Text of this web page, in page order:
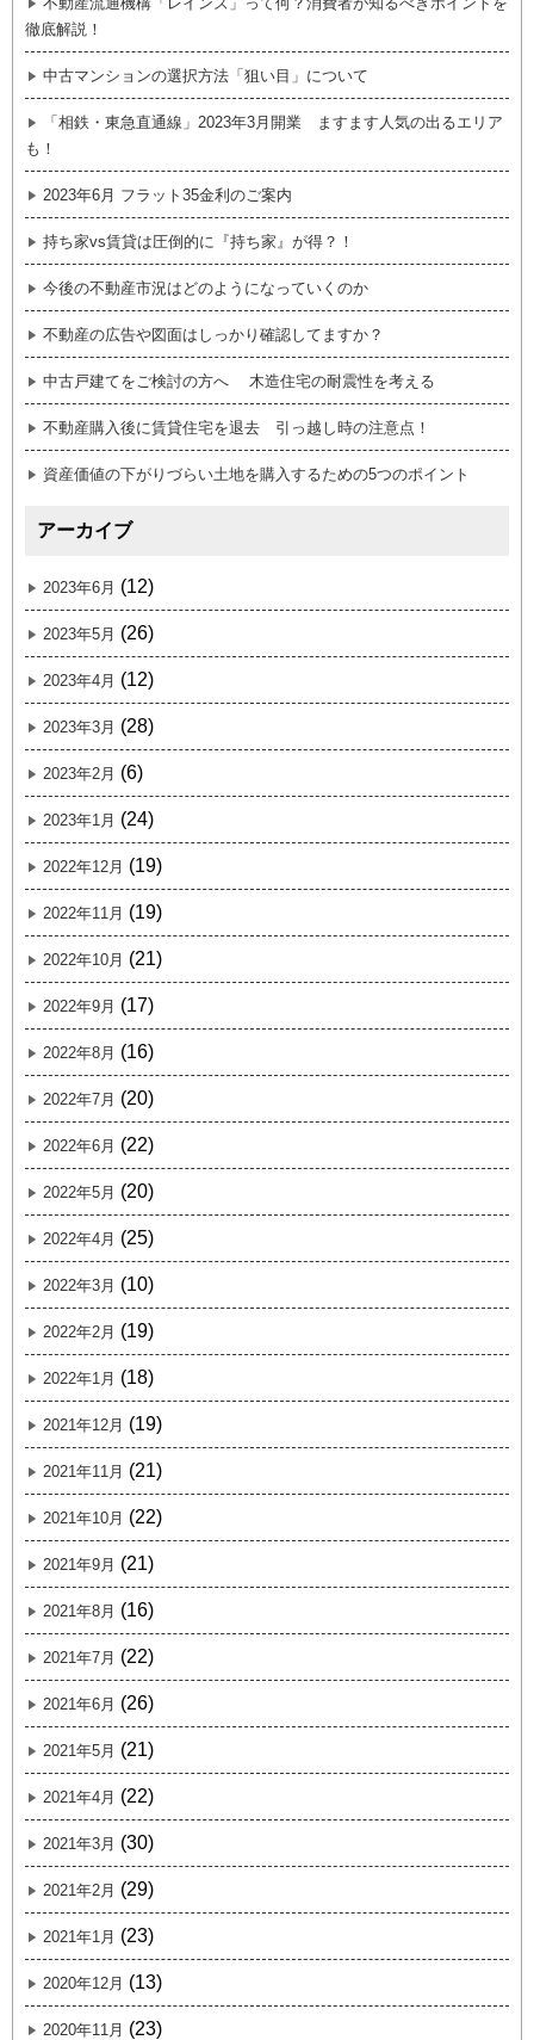
徹底解説！
中古マンションの選択方法「狙い目」について
「相鉄・東急直通線」2023年3月開業 ますます人気の出るエリア
も！
2023年6月 フラット35金利のご案内
持ち家vs賃貸は圧倒的に『持ち家』が得？！
今後の不動産市況はどのようになっていくのか
不動産の広告や図面はしっかり確認してますか？
中古戸建てをご検討の方へ 木造住宅の耐震性を考える
不動産購入後に賃貸住宅を退去 引っ越し時の注意点！
資産価値の下がりづらい土地を購入するための5つのポイント
アーカイブ
2023年6月 (12)
2023年5月 (26)
2023年4月 (12)
2023年3月 (28)
2023年2月 (6)
2023年1月 (24)
2022年12月 (19)
2022年11月 (19)
2022年10月 (21)
2022年9月 (17)
2022年8月 (16)
2022年7月 (20)
2022年6月 (22)
2022年5月 (20)
2022年4月 (25)
2022年3月 (10)
2022年2月 (19)
2022年1月 (18)
2021年12月 (19)
2021年11月 (21)
2021年10月 (22)
2021年9月 (21)
2021年8月 (16)
2021年7月 (22)
2021年6月 (26)
2021年5月 (21)
2021年4月 (22)
2021年3月 (30)
2021年2月 (29)
2021年1月 (23)
2020年12月 (13)
2020年11月 (23)